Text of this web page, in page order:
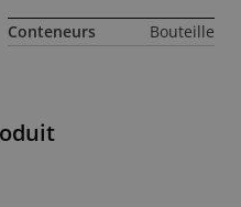
Conteneurs Bouteille